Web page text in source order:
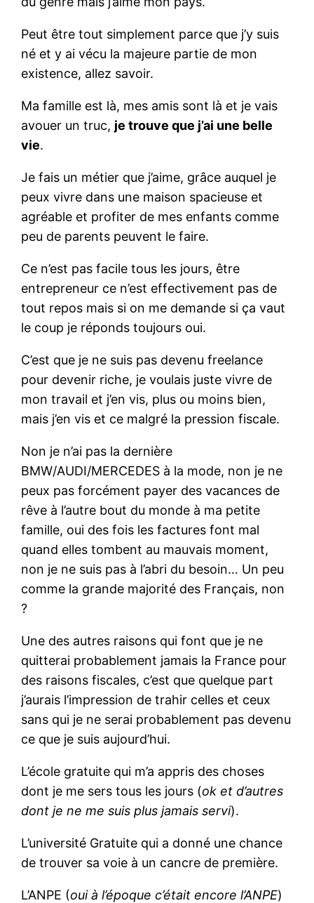
Peut être tout simplement parce que j’y suis
né et y ai vécu la majeure partie de mon
existence, allez savoir.
Ma famille est là, mes amis sont là et je vais
avouer un truc, je trouve que j’ai une belle
vie.
Je fais un métier que j’aime, grâce auquel je
peux vivre dans une maison spacieuse et
agréable et profiter de mes enfants comme
peu de parents peuvent le faire.
Ce n’est pas facile tous les jours, être
entrepreneur ce n’est effectivement pas de
tout repos mais si on me demande si ça vaut
le coup je réponds toujours oui.
C’est que je ne suis pas devenu freelance
pour devenir riche, je voulais juste vivre de
mon travail et j’en vis, plus ou moins bien,
mais j’en vis et ce malgré la pression fiscale.
Non je n’ai pas la dernière
BMW/AUDI/MERCEDES à la mode, non je ne
peux pas forcément payer des vacances de
rêve à l’autre bout du monde à ma petite
famille, oui des fois les factures font mal
quand elles tombent au mauvais moment,
non je ne suis pas à l’abri du besoin… Un peu
comme la grande majorité des Français, non
?
Une des autres raisons qui font que je ne
quitterai probablement jamais la France pour
des raisons fiscales, c’est que quelque part
j’aurais l’impression de trahir celles et ceux
sans qui je ne serai probablement pas devenu
ce que je suis aujourd’hui.
L’école gratuite qui m’a appris des choses
dont je me sers tous les jours (ok et d’autres
dont je ne me suis plus jamais servi).
L’université Gratuite qui a donné une chance
de trouver sa voie à un cancre de première.
L’ANPE (oui à l’époque c’était encore l’ANPE)